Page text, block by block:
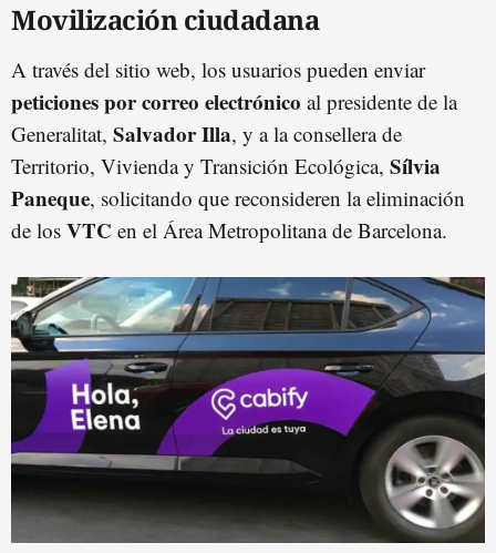
Movilización ciudadana
A través del sitio web, los usuarios pueden enviar
peticiones por correo electrónico al presidente de la
Generalitat, Salvador Illa, y a la consellera de
Territorio, Vivienda y Transición Ecológica, Sílvia
Paneque, solicitando que reconsideren la eliminación
de los VTC en el Área Metropolitana de Barcelona.